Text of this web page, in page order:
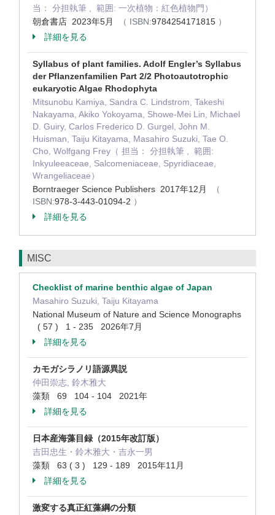
当： 分担執筆 , 範囲: 一次植物：紅色植物門）
朝倉書店 2023年5月
（ ISBN:9784254171815 ）
詳細を見る
Syllabus of plant families. Adolf Engler’s Syllabus
der Pflanzenfamilien Part 2/2 Photoautotrophic
eukaryotic Algae Rhodophyta
Mitsunobu Kamiya, Sandra C. Lindstrom, Takeshi
Nakayama, Akiko Yokoyama, Showe-Mei Lin, Michael
D. Guiry, Carlos Frederico D. Gurgel, John M.
Huisman, Taiju Kitayama, Masahiro Suzuki, Tae O.
Cho, Wolfgang Frey（ 担当： 分担執筆 , 範囲:
Inkyuleeaceae, Salcomeniaceae, Spyridiaceae,
Wrangeliaceae）
Borntraeger Science Publishers 2017年12月
（
ISBN:978-3-443-01094-2 ）
詳細を見る
MISC
Checklist of marine benthic algae of Japan
Masahiro Suzuki, Taiju Kitayama
National Museum of Nature and Science Monographs
( 57 ) 1 - 235 2026年7月
詳細を見る
カモガシラノリ語源異説
仲田崇志, 鈴木雅大
藻類 69 104 - 104 2021年
詳細を見る
日本産海藻目録（2015年改訂版）
吉田忠生・鈴木雅大・吉永一男
藻類 63 ( 3 ) 129 - 189 2015年11月
詳細を見る
激変する真正紅藻綱の分類